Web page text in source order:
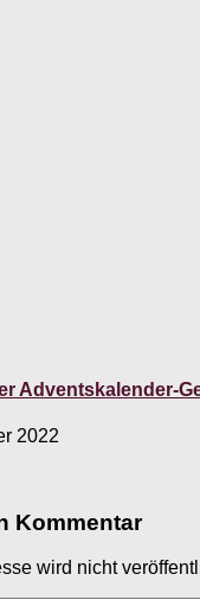
Adventskalender-
2022
Kommentar
wird nicht